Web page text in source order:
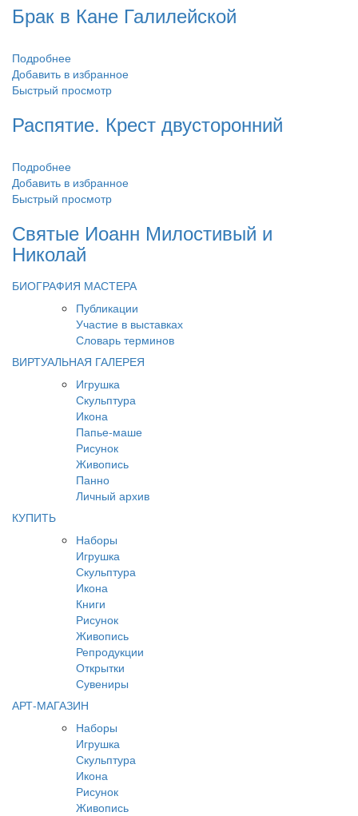
Брак в Кане Галилейской
Подробнее
Добавить в избранное
Быстрый просмотр
Распятие. Крест двусторонний
Подробнее
Добавить в избранное
Быстрый просмотр
Святые Иоанн Милостивый и
Николай
БИОГРАФИЯ МАСТЕРА
Публикации
Участие в выставках
Словарь терминов
ВИРТУАЛЬНАЯ ГАЛЕРЕЯ
Игрушка
Скульптура
Икона
Папье-маше
Рисунок
Живопись
Панно
Личный архив
КУПИТЬ
Наборы
Игрушка
Скульптура
Икона
Книги
Рисунок
Живопись
Репродукции
Открытки
Сувениры
АРТ-МАГАЗИН
Наборы
Игрушка
Скульптура
Икона
Рисунок
Живопись